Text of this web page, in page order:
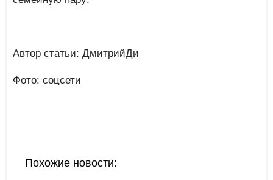
Автор статьи: ДмитрийДи
Фото: соцсети
Похожие новости: